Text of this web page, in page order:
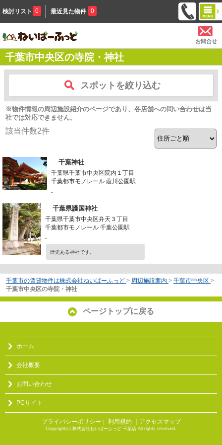
検討リスト 0 最近見た物件 0
お問合せ
千葉市中央区の寺院・神社
スポットを絞り込む
※物件情報の周辺施設紹介のページであり、各店舗への問い合わせは当
社では対応できません。
該当件数2件
千葉神社
千葉県千葉市中央区院内１丁目
千葉都市モノレール 葭川公園駅
-
千葉県護国神社
千葉県千葉市中央区弁天３丁目
千葉都市モノレール 千葉公園駅
-
歴史ある神社です。
千葉市の賃貸物件は株式会社ねいばーふっど > 周辺施設案内 > 千葉市中央区 >
千葉市中央区の寺院・神社
ページトップに戻る
ホーム
会社概要
お問い合わせ
PCサイト
プライバシーポリシー ｜ 利用規約 ｜アクセスマップ
Copyright(c) 株式会社ねいばーふっど 千葉店 All rights reserved.